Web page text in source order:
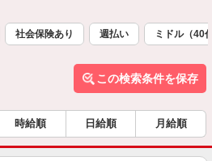
社会保険あり 週払い ミドル（40
この検索条件を保存
時給順 日給順 月給順